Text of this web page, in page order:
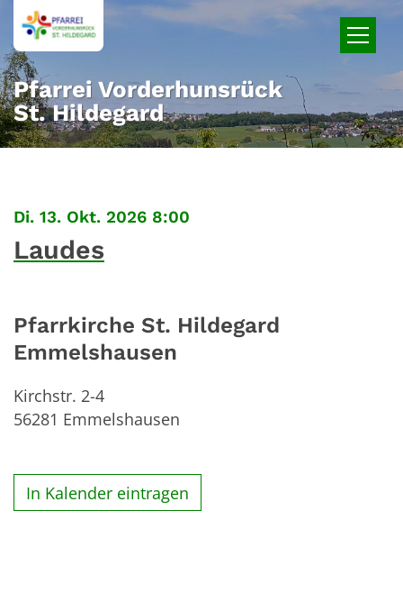
Zum Inhalt springen
Pfarrei Vorderhunsrück
St. Hildegard
Di. 13. Okt. 2026 8:00
Laudes
Pfarrkirche St. Hildegard
Emmelshausen
Kirchstr. 2-4
56281 Emmelshausen
In Kalender eintragen